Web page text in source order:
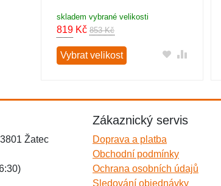
skladem vybrané velikosti
819 Kč 853 Kč
Vybrat velikost
Žatec
Zákaznický servis
Doprava a platba
Obchodní podmínky
Ochrana osobních údajů
Sledování objednávky